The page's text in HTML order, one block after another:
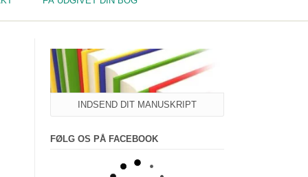
INDSEND DIT MANUSKRIPT
FØLG OS PÅ FACEBOOK